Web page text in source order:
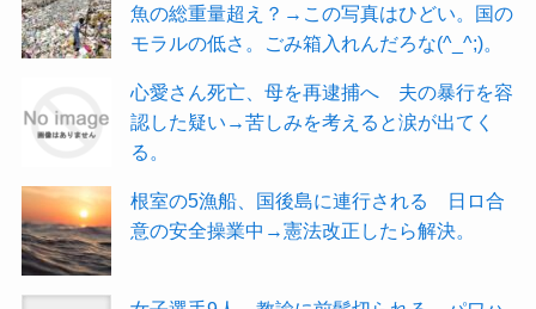
魚の総重量超え？→この写真はひどい。国の
モラルの低さ。ごみ箱入れんだろな(^_^;)。
心愛さん死亡、母を再逮捕へ 夫の暴行を容
認した疑い→苦しみを考えると涙が出てく
る。
根室の5漁船、国後島に連行される 日ロ合
意の安全操業中→憲法改正したら解決。